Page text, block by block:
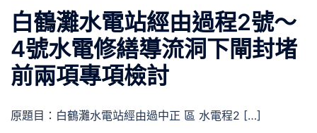
白鶴灘水電站經由過程2號～
4號水電修繕導流洞下閘封堵
前兩項專項檢討
原題目：白鶴灘水電站經由過中正 區 水電程2 […]